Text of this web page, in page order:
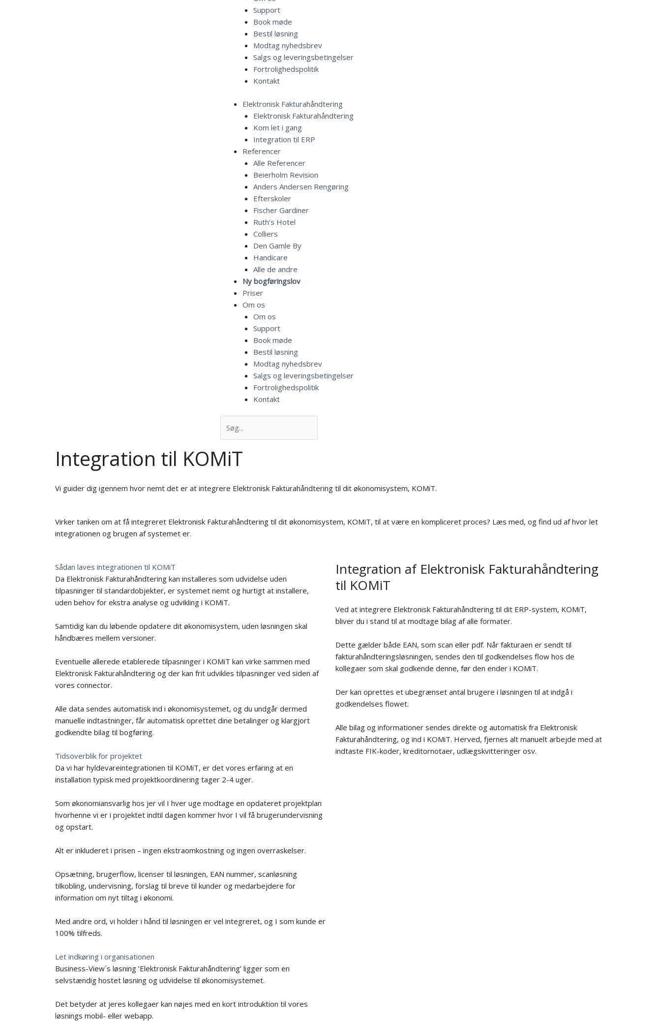
Support
Book møde
Bestil løsning
Modtag nyhedsbrev
Salgs og leveringsbetingelser
Fortrolighedspolitik
Kontakt
Elektronisk Fakturahåndtering
Elektronisk Fakturahåndtering
Kom let i gang
Integration til ERP
Referencer
Alle Referencer
Beierholm Revision
Anders Andersen Rengøring
Efterskoler
Fischer Gardiner
Ruth’s Hotel
Colliers
Den Gamle By
Handicare
Alle de andre
Ny bogføringslov
Priser
Om os
Om os
Support
Book møde
Bestil løsning
Modtag nyhedsbrev
Salgs og leveringsbetingelser
Fortrolighedspolitik
Kontakt
Integration til KOMiT
Vi guider dig igennem hvor nemt det er at integrere Elektronisk Fakturahåndtering til dit økonomisystem, KOMiT.
Virker tanken om at få integreret Elektronisk Fakturahåndtering til dit økonomisystem, KOMiT, til at være en kompliceret proces? Læs med, og find ud af hvor let
integrationen og brugen af systemet er.
Sådan laves integrationen til KOMiT
Da Elektronisk Fakturahåndtering kan installeres som udvidelse uden
tilpasninger til standardobjekter, er systemet nemt og hurtigt at installere,
uden behov for ekstra analyse og udvikling i KOMiT.
Samtidig kan du løbende opdatere dit økonomisystem, uden løsningen skal
håndbæres mellem versioner.
Eventuelle allerede etablerede tilpasninger i KOMiT kan virke sammen med
Elektronisk Fakturahåndtering og der kan frit udvikles tilpasninger ved siden af
vores connector.
Alle data sendes automatisk ind i økonomisystemet, og du undgår dermed
manuelle indtastninger, får automatisk oprettet dine betalinger og klargjort
godkendte bilag til bogføring.
Tidsoverblik for projektet
Da vi har hyldevareintegrationen til KOMiT, er det vores erfaring at en
installation typisk med projektkoordinering tager 2-4 uger.
Som økonomiansvarlig hos jer vil I hver uge modtage en opdateret projektplan
hvorhenne vi er i projektet indtil dagen kommer hvor I vil få brugerundervisning
og opstart.
Alt er inkluderet i prisen – ingen ekstraomkostning og ingen overraskelser.
Opsætning, brugerflow, licenser til løsningen, EAN nummer, scanløsning
tilkobling, undervisning, forslag til breve til kunder og medarbejdere for
information om nyt tiltag i økonomi.
Med andre ord, vi holder i hånd til løsningen er vel integreret, og I som kunde er
100% tilfreds.
Let indkøring i organisationen
Business-View´s løsning ‘Elektronisk Fakturahåndtering’ ligger som en
selvstændig hostet løsning og udvidelse til økonomisystemet.
Det betyder at jeres kollegaer kan nøjes med en kort introduktion til vores
løsnings mobil- eller webapp.
Integration af Elektronisk Fakturahåndtering
til KOMiT
Ved at integrere Elektronisk Fakturahåndtering til dit ERP-system, KOMiT,
bliver du i stand til at modtage bilag af alle formater.
Dette gælder både EAN, som scan eller pdf. Når fakturaen er sendt til
fakturahåndteringsløsningen, sendes den til godkendelses flow hos de
kollegaer som skal godkende denne, før den ender i KOMiT.
Der kan oprettes et ubegrænset antal brugere i løsningen til at indgå i
godkendelses flowet.
Alle bilag og informationer sendes direkte og automatisk fra Elektronisk
Fakturahåndtering, og ind i KOMiT. Herved, fjernes alt manuelt arbejde med at
indtaste FIK-koder, kreditornotaer, udlægskvitteringer osv.